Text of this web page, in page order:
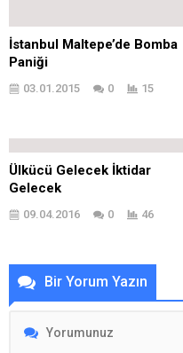
İstanbul Maltepe’de Bomba
Paniği
03.01.2015 0 15
Ülkücü Gelecek İktidar
Gelecek
09.04.2016 0 46
Bir Yorum Yazın